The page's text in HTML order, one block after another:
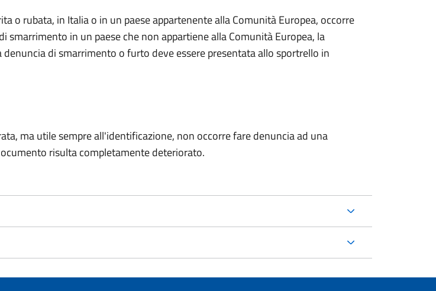
o rubata, in Italia o in un paese appartenente alla Comunità Europea, occorre
smarrimento in un paese che non appartiene alla Comunità Europea, la
di smarrimento o furto deve essere presentata allo sportrello in
ma utile sempre all'identificazione, non occorre fare denuncia ad una
risulta completamente deteriorato.